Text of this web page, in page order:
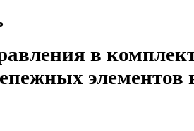
в
элементов